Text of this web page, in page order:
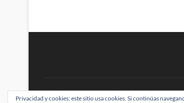
BRAINSTOMPING| Diseñado por:Theme Freesia
Privacidad y cookies: este sitio usa cookies. Si continúas